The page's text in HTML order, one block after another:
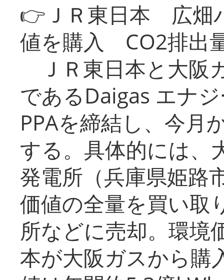
👉ＪＲ東日本 広畑
値を購入 CO2排出
ＪＲ東日本と大阪
であるDaigas エナ
PPAを締結し、今月
する。具体的には、
発電所（兵庫県姫路
価値の全量を買い取
所などに売却。環境
本が大阪ガスから購